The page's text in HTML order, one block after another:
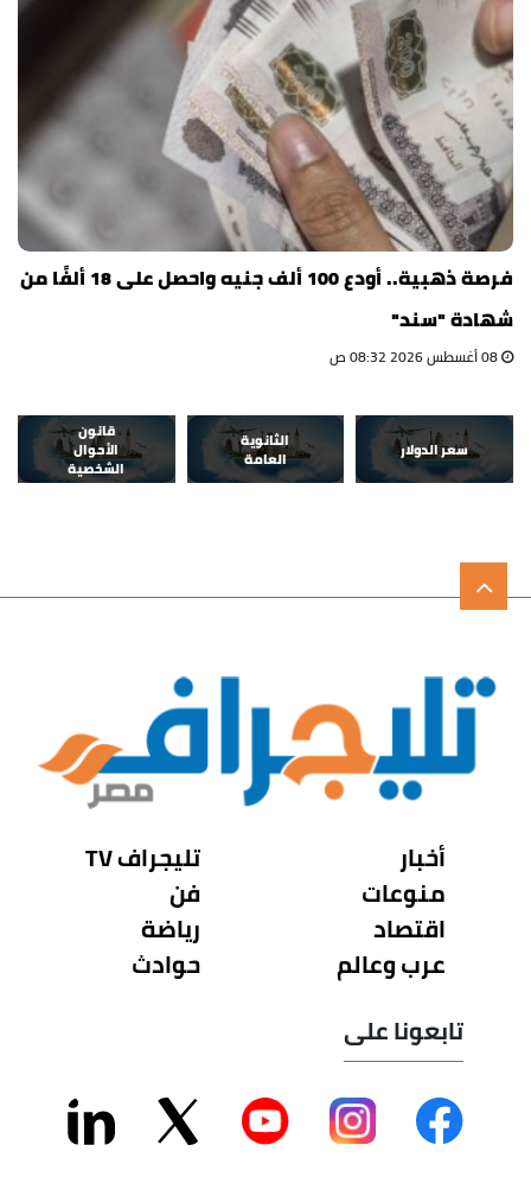
فرصة ذهبية.. أودع 100 ألف جنيه واحصل على 18 ألفًا من
شهادة "سند"
سعر الدولار
الثانوية
العامة
قانون
الأحوال
الشخصية
أخبار
منوعات
اقتصاد
عرب وعالم
تليجراف TV
فن
رياضة
حوادث
تابعونا على